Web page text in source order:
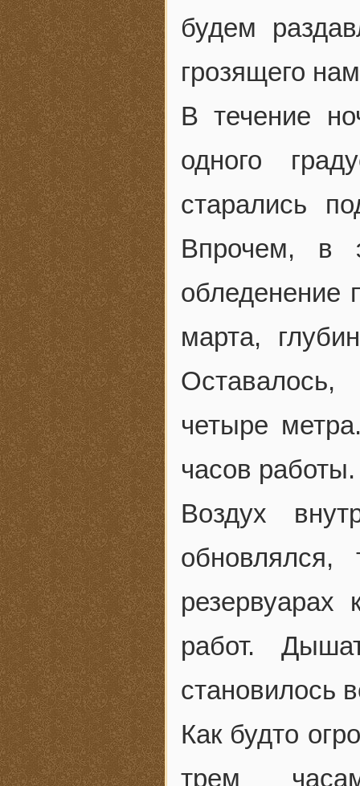
будем
грозящего
В течение
одного
старались
Впрочем, в
обледенение
марта,
четыре
часов работы.
Воздух
работ.
становилось
Как будто
трем